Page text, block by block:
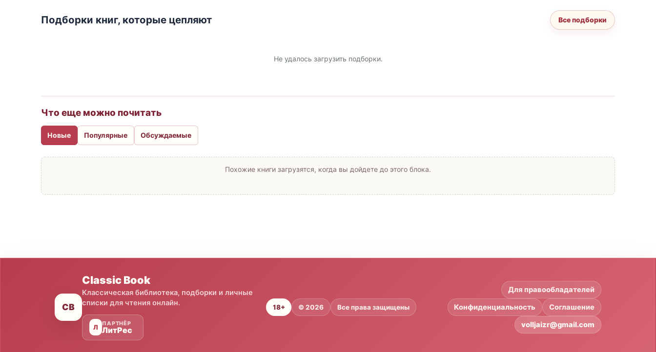
Подборки книг, которые цепляют Все подборки
Не удалось загрузить подборки.
Что еще можно почитать
Новые Популярные Обсуждаемые
Похожие книги загрузятся, когда вы дойдете до этого блока.
CB
Classic Book
Классическая библиотека, подборки и личные
списки для чтения онлайн.
Л
ПАРТНЁР
ЛитРес
18+ © 2026 Все права защищены
Для правообладателей
Конфиденциальность
Соглашение
volljaizr@gmail.com